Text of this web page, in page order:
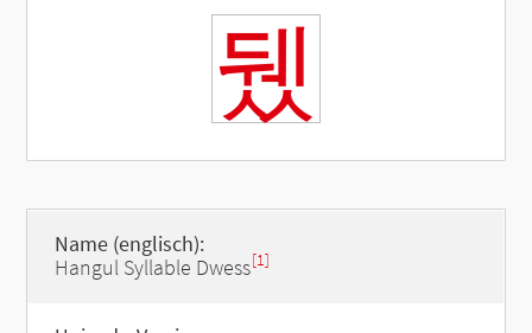
뒜
Name (englisch):
Hangul Syllable Dwess[1]